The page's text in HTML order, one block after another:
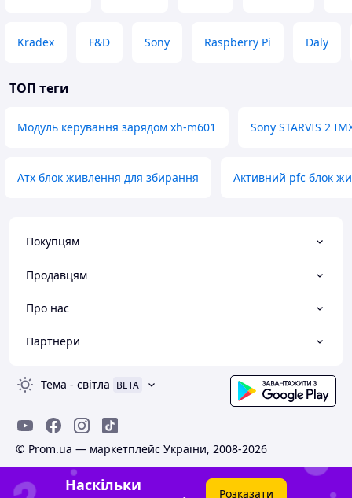
Kradex F&D Sony Raspberry Pi Daly
ТОП теги
Модуль керування зарядом xh-m601 Sony STARVIS 2
Атх блок живлення для збирання Активний pfc блок
Покупцям
Продавцям
Про нас
Партнери
Тема - світла BETA
© Prom.ua — маркетплейс України, 2008-2026
Наскільки
Розказати